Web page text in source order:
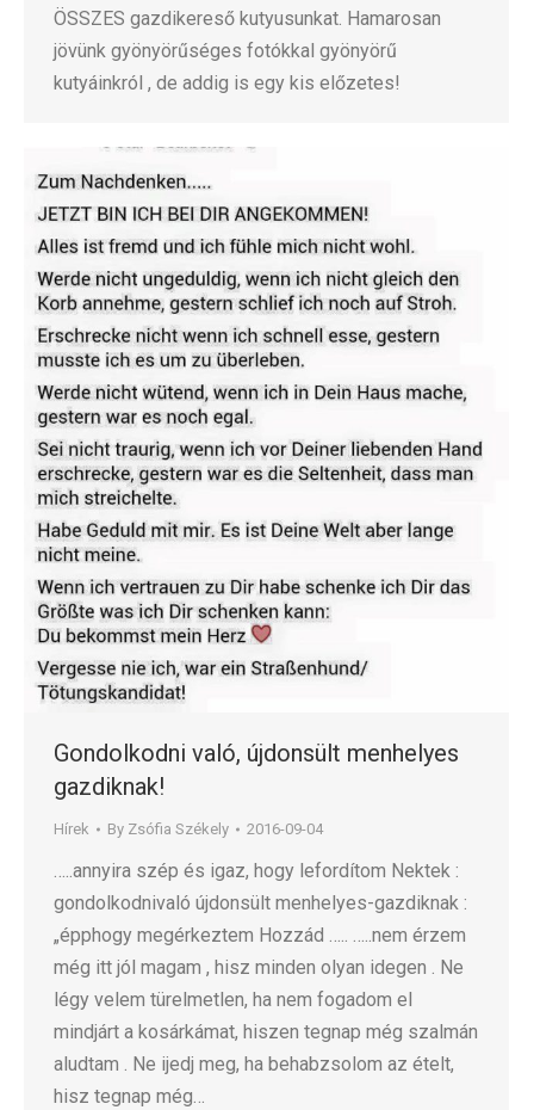
ÖSSZES gazdikereső kutyusunkat. Hamarosan
jövünk gyönyörűséges fotókkal gyönyörű
kutyáinkról , de addig is egy kis előzetes!
Gondolkodni való, újdonsült menhelyes
gazdiknak!
Hírek By Zsófia Székely 2016-09-04
…..annyira szép és igaz, hogy lefordítom Nektek :
gondolkodnivaló újdonsült menhelyes-gazdiknak :
„épphogy megérkeztem Hozzád ….. …..nem érzem
még itt jól magam , hisz minden olyan idegen . Ne
légy velem türelmetlen, ha nem fogadom el
mindjárt a kosárkámat, hiszen tegnap még szalmán
aludtam . Ne ijedj meg, ha behabzsolom az ételt,
hisz tegnap még…